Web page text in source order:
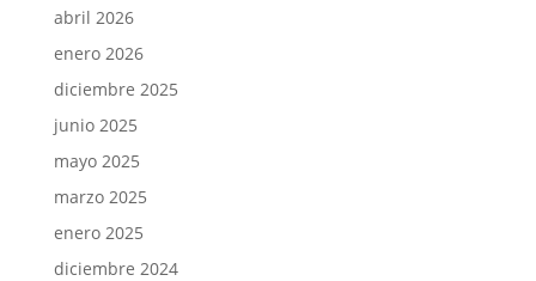
abril 2026
enero 2026
diciembre 2025
junio 2025
mayo 2025
marzo 2025
enero 2025
diciembre 2024